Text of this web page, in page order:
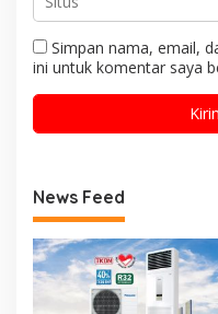
Simpan nama, email,
ini untuk komentar saya
News Feed